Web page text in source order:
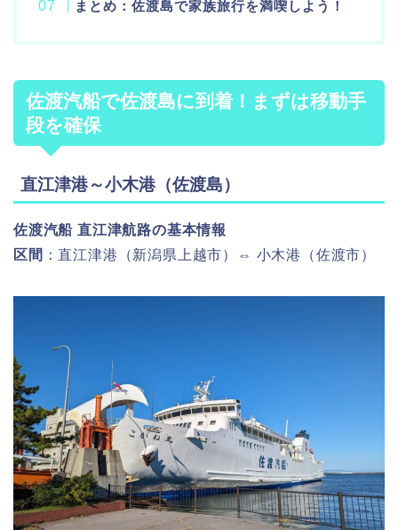
まとめ：佐渡島で家族旅行を満喫しよう！
佐渡汽船で佐渡島に到着！まずは移動手
段を確保
直江津港～小木港（佐渡島）
佐渡汽船 直江津航路の基本情報
区間 ：直江津港（新潟県上越市）⇔ 小木港（佐渡市）